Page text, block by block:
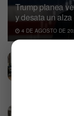
Trump planea
y desata un
4 DE AGOSTO DE
6